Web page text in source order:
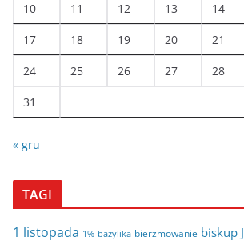
10 11 12 13 14
17 18 19 20 21
24 25 26 27 28
31
« gru
TAGI
1 listopada 1% bazylika bierzmowanie biskup